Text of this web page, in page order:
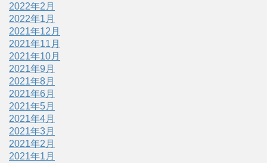
2022年2月
2022年1月
2021年12月
2021年11月
2021年10月
2021年9月
2021年8月
2021年6月
2021年5月
2021年4月
2021年3月
2021年2月
2021年1月